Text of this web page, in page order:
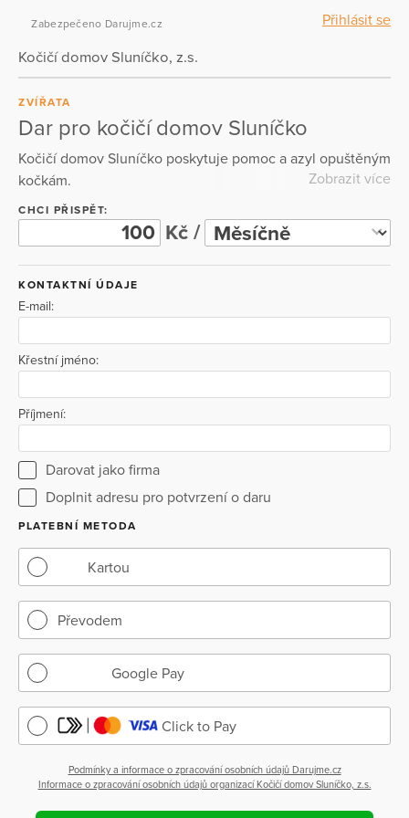
Přihlásit se
Zabezpečeno Darujme.cz
Kočičí domov Sluníčko, z.s.
ZVÍŘATA
Dar pro kočičí domov Sluníčko
Kočičí domov Sluníčko poskytuje pomoc a azyl opuštěným
kočkám.
Zobrazit více
CHCI PŘISPĚT:
Kč /
KONTAKTNÍ ÚDAJE
E-mail:
Křestní jméno:
Příjmení:
Darovat jako firma
Doplnit adresu pro potvrzení o daru
PLATEBNÍ METODA
Kartou
Převodem
Google Pay
Click to Pay
Podmínky a informace o zpracování osobních údajů Darujme.cz
Informace o zpracování osobních údajů organizací Kočičí domov Sluníčko, z.s.